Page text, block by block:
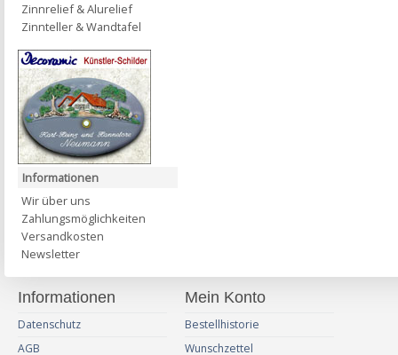
Zinnrelief & Alurelief
Zinnteller & Wandtafel
Informationen
Wir über uns
Zahlungsmöglichkeiten
Versandkosten
Newsletter
Informationen
Datenschutz
AGB
Mein Konto
Bestellhistorie
Wunschzettel